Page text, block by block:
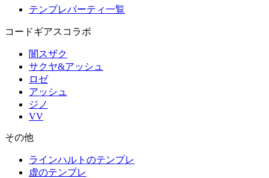
テンプレパーティ一覧
コードギアスコラボ
闇スザク
サクヤ&アッシュ
ロゼ
アッシュ
ジノ
VV
その他
ラインハルトのテンプレ
虚のテンプレ